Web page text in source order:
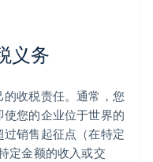
义务
收税责任。通常，您
您的企业位于世界的
销售起征点（在特定
定金额的收入或交